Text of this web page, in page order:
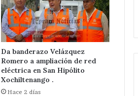
Da banderazo Velázquez
Romero a ampliación de red
eléctrica en San Hipólito
Xochiltenango .
Hace 2 días
en
marcha
Velázquez
Romero
ampliación
de
Red
Eléctrica.
ampliación de Red Eléctrica.